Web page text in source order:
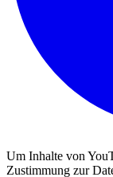
Um Inhalte von
Zustimmung zur